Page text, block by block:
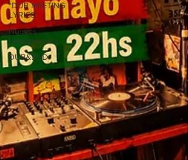
"DUB MEETING
LYRICS"
Nuevos
Lanzamientos.
DUB&BUD